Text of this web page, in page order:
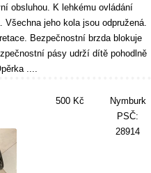
obsluhou. K lehkému ovládání
jeho kola jsou odpružená.
Bezpečnostní brzda blokuje
pásy udrží dítě pohodlně
....
500 Kč
Nymburk
PSČ:
28914